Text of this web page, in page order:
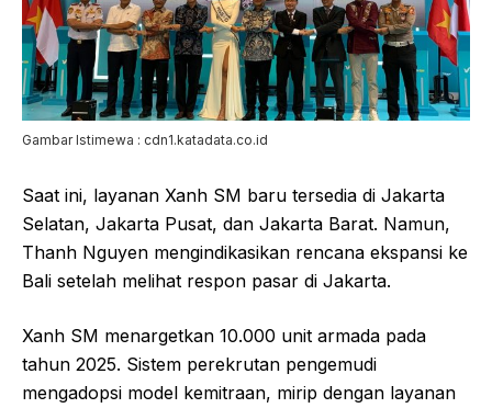
Gambar Istimewa : cdn1.katadata.co.id
Saat ini, layanan Xanh SM baru tersedia di Jakarta
Selatan, Jakarta Pusat, dan Jakarta Barat. Namun,
Thanh Nguyen mengindikasikan rencana ekspansi ke
Bali setelah melihat respon pasar di Jakarta.
Xanh SM menargetkan 10.000 unit armada pada
tahun 2025. Sistem perekrutan pengemudi
mengadopsi model kemitraan, mirip dengan layanan